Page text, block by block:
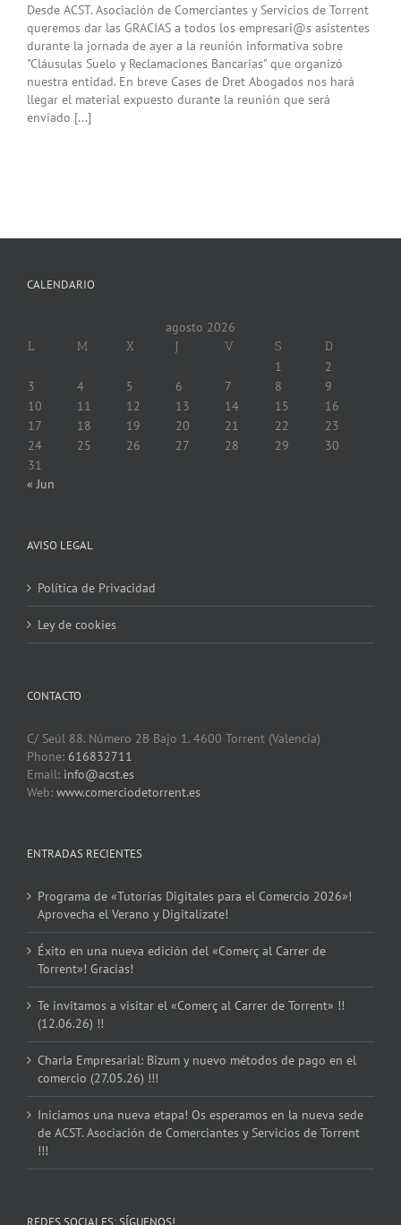
Desde ACST. Asociación de Comerciantes y Servicios de Torrent
queremos dar las GRACIAS a todos los empresari@s asistentes
durante la jornada de ayer a la reunión informativa sobre
"Cláusulas Suelo y Reclamaciones Bancarias" que organizó
nuestra entidad. En breve Cases de Dret Abogados nos hará
llegar el material expuesto durante la reunión que será
enviado [...]
CALENDARIO
agosto 2026
L M X J V S D
1
2
3
4 5 6 7 8
9
10
11 12 13 14 15
16
17
18 19 20 21 22
23
24
25 26 27 28 29
30
31
« Jun
AVISO LEGAL
Política de Privacidad
Ley de cookies
CONTACTO
C/ Seúl 88. Número 2B Bajo 1. 4600 Torrent (Valencia)
Phone: 616832711
Email: info@acst.es
Web: www.comerciodetorrent.es
ENTRADAS RECIENTES
Programa de «Tutorías Digitales para el Comercio 2026»!
Aprovecha el Verano y Digitalízate!
Éxito en una nueva edición del «Comerç al Carrer de
Torrent»! Gracias!
Te invitamos a visitar el «Comerç al Carrer de Torrent» !!
(12.06.26) !!
Charla Empresarial: Bizum y nuevo métodos de pago en el
comercio (27.05.26) !!!
Iniciamos una nueva etapa! Os esperamos en la nueva sede
de ACST. Asociación de Comerciantes y Servicios de Torrent
!!!
REDES SOCIALES: SÍGUENOS!